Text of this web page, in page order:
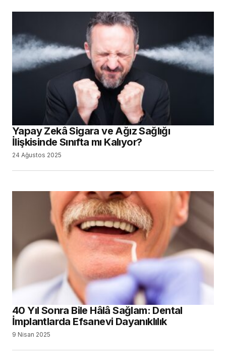
Yapay Zekâ Sigara ve Ağız Sağlığı
İlişkisinde Sınıfta mı Kalıyor?
24 Ağustos 2025
40 Yıl Sonra Bile Hâlâ Sağlam: Dental
İmplantlarda Efsanevi Dayanıklılık
9 Nisan 2025